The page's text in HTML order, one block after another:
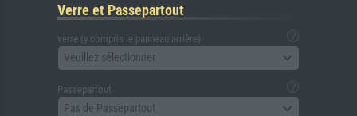
Verre et Passepartout
verre (y compris le panneau arrière)
Veuillez sélectionner
Passepartout
Pas de Passepartout